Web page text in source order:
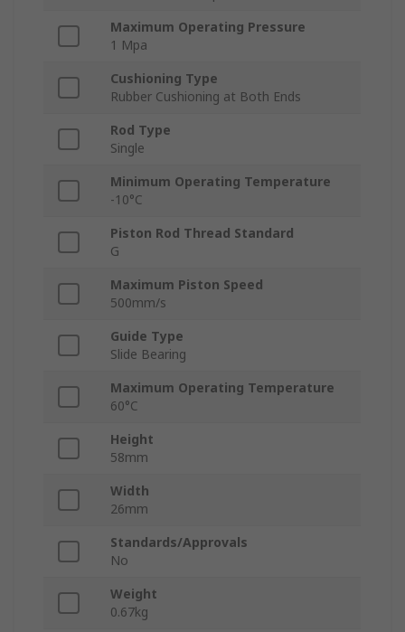
Maximum Operating Pressure
1 Mpa
Cushioning Type
Rubber Cushioning at Both Ends
Rod Type
Single
Minimum Operating Temperature
-10°C
Piston Rod Thread Standard
G
Maximum Piston Speed
500mm/s
Guide Type
Slide Bearing
Maximum Operating Temperature
60°C
Height
58mm
Width
26mm
Standards/Approvals
No
Weight
0.67kg